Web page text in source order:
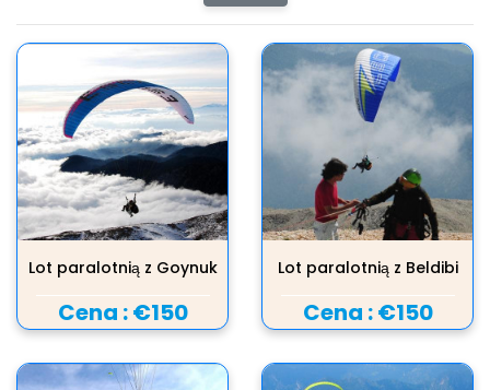
Lot paralotnią z Goynuk
Cena :€150
Lot paralotnią z Beldibi
Cena :€150